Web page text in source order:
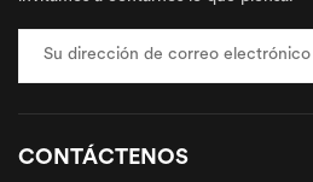
CONTÁCTENOS